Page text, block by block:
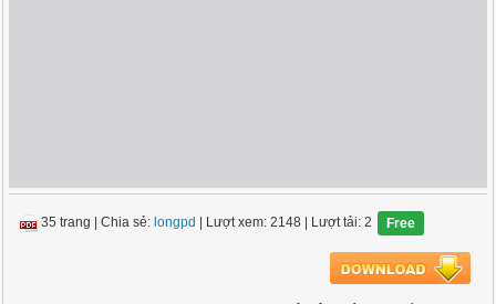
35 trang |Chia sẻ: longpd | Lượt xem: 2148 | Lượt tải: 2 Free